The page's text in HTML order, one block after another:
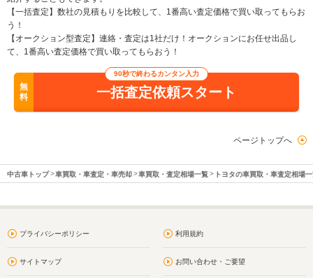
【一括査定】数社の見積もりを比較して、1番高い査定価格で買い取ってもらお
う！
【オークション型査定】連絡・査定は1社だけ！オークションにお任せ出品し
て、1番高い査定価格で買い取ってもらおう！
無
料
90秒で終わるカンタン入力
一括査定依頼スタート
ページトップへ
中古車トップ 車買取・車査定・車売却 車買取・査定相場一覧 トヨタの車買取・車査定相場
プライバシーポリシー 利用規約
サイトマップ お問い合わせ・ご要望